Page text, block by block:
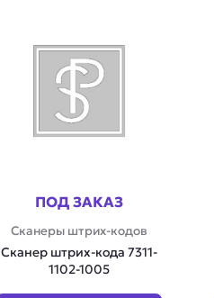
ПОД ЗАКАЗ
Сканеры штрих-кодов
Сканер штрих-кода 7311-
1102-1005